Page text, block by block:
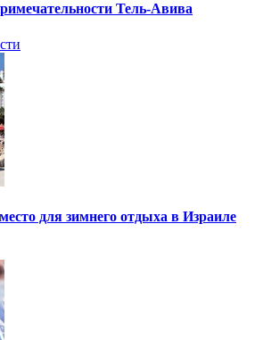
Тель-Авива
для зимнего отдыха в Израиле